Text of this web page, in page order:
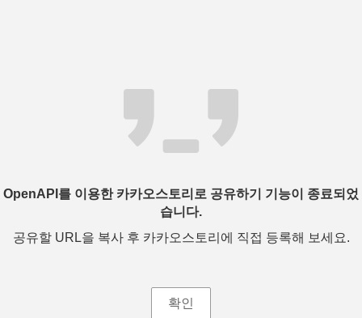
OpenAPI를 이용한 카카오스토리로 공유하기 기능이 종료되었
습니다.
공유할 URL을 복사 후 카카오스토리에 직접 등록해 보세요.
확인